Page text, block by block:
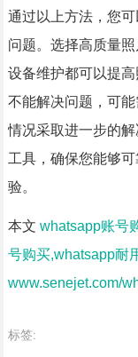
通过以上方法，您
问题。选择高质量
设备维护都可以提
不能解决问题，可
情况采取进一步的
工具，确保您能够
验。
本文 whatsapp账号
号购买,whatsapp耐
www.senejet.com/
标签: